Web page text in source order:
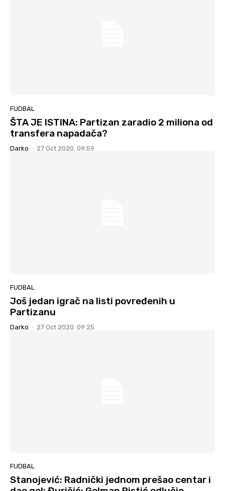
FUDBAL
ŠTA JE ISTINA: Partizan zaradio 2 miliona od
transfera napadača?
Darko - 27 Oct 2020. 09:59
FUDBAL
Još jedan igrač na listi povređenih u
Partizanu
Darko - 27 Oct 2020. 09:25
FUDBAL
Stanojević: Radnički jednom prešao centar i